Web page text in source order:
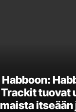
tuovat
itseään